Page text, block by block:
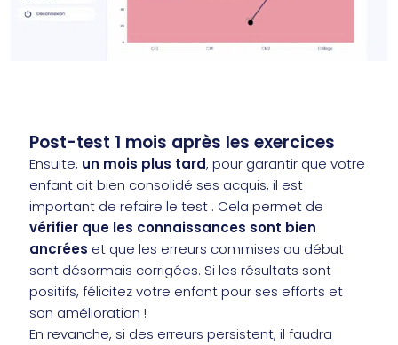
Post-test 1 mois après les exercices
Ensuite, un mois plus tard, pour garantir que votre
enfant ait bien consolidé ses acquis, il est
important de refaire le test . Cela permet de
vérifier que les connaissances sont bien
ancrées et que les erreurs commises au début
sont désormais corrigées. Si les résultats sont
positifs, félicitez votre enfant pour ses efforts et
son amélioration !
En revanche, si des erreurs persistent, il faudra